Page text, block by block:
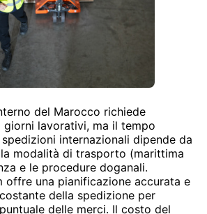
del Marocco richiede
giorni lavorativi, ma il tempo
internazionali dipende da
modalità di trasporto (marittima
e le procedure doganali.
offre una pianificazione accurata e
della spedizione per
delle merci. Il costo del